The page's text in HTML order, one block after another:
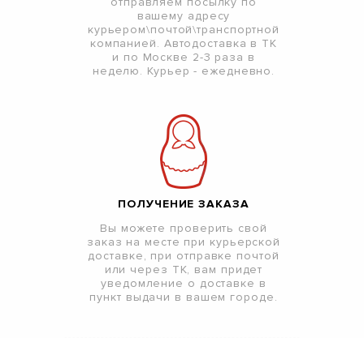
вашему адресу
курьером\почтой\транспортной
компанией. Автодоставка в ТК
и по Москве 2-3 раза в
неделю. Курьер - ежедневно.
ПОЛУЧЕНИЕ ЗАКАЗА
Вы можете проверить свой
заказ на месте при курьерской
доставке, при отправке почтой
или через ТК, вам придет
уведомление о доставке в
пункт выдачи в вашем городе.